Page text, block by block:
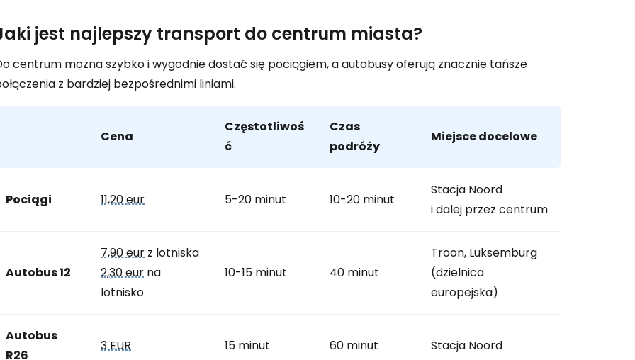
jest najlepszy transport do centrum miasta?
centrum można szybko i wygodnie dostać się pociągiem, a autobusy oferują znacznie tańsze
z bardziej bezpośrednimi liniami.
Cena
Częstotliwoś
ć
Czas
podróży
Miejsce docelowe
Pociągi 11,20 eur 5-20 minut 10-20 minut
Stacja Noord
i dalej przez centrum
Autobus 12
7,90 eur z lotniska
2,30 eur na
lotnisko
10-15 minut 40 minut
Troon, Luksemburg
(dzielnica
europejska)
Autobus
R26
3 EUR 15 minut 60 minut Stacja Noord